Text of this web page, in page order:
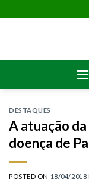
DESTAQUES
A atuação
doença de
POSTED ON 18/04/2018